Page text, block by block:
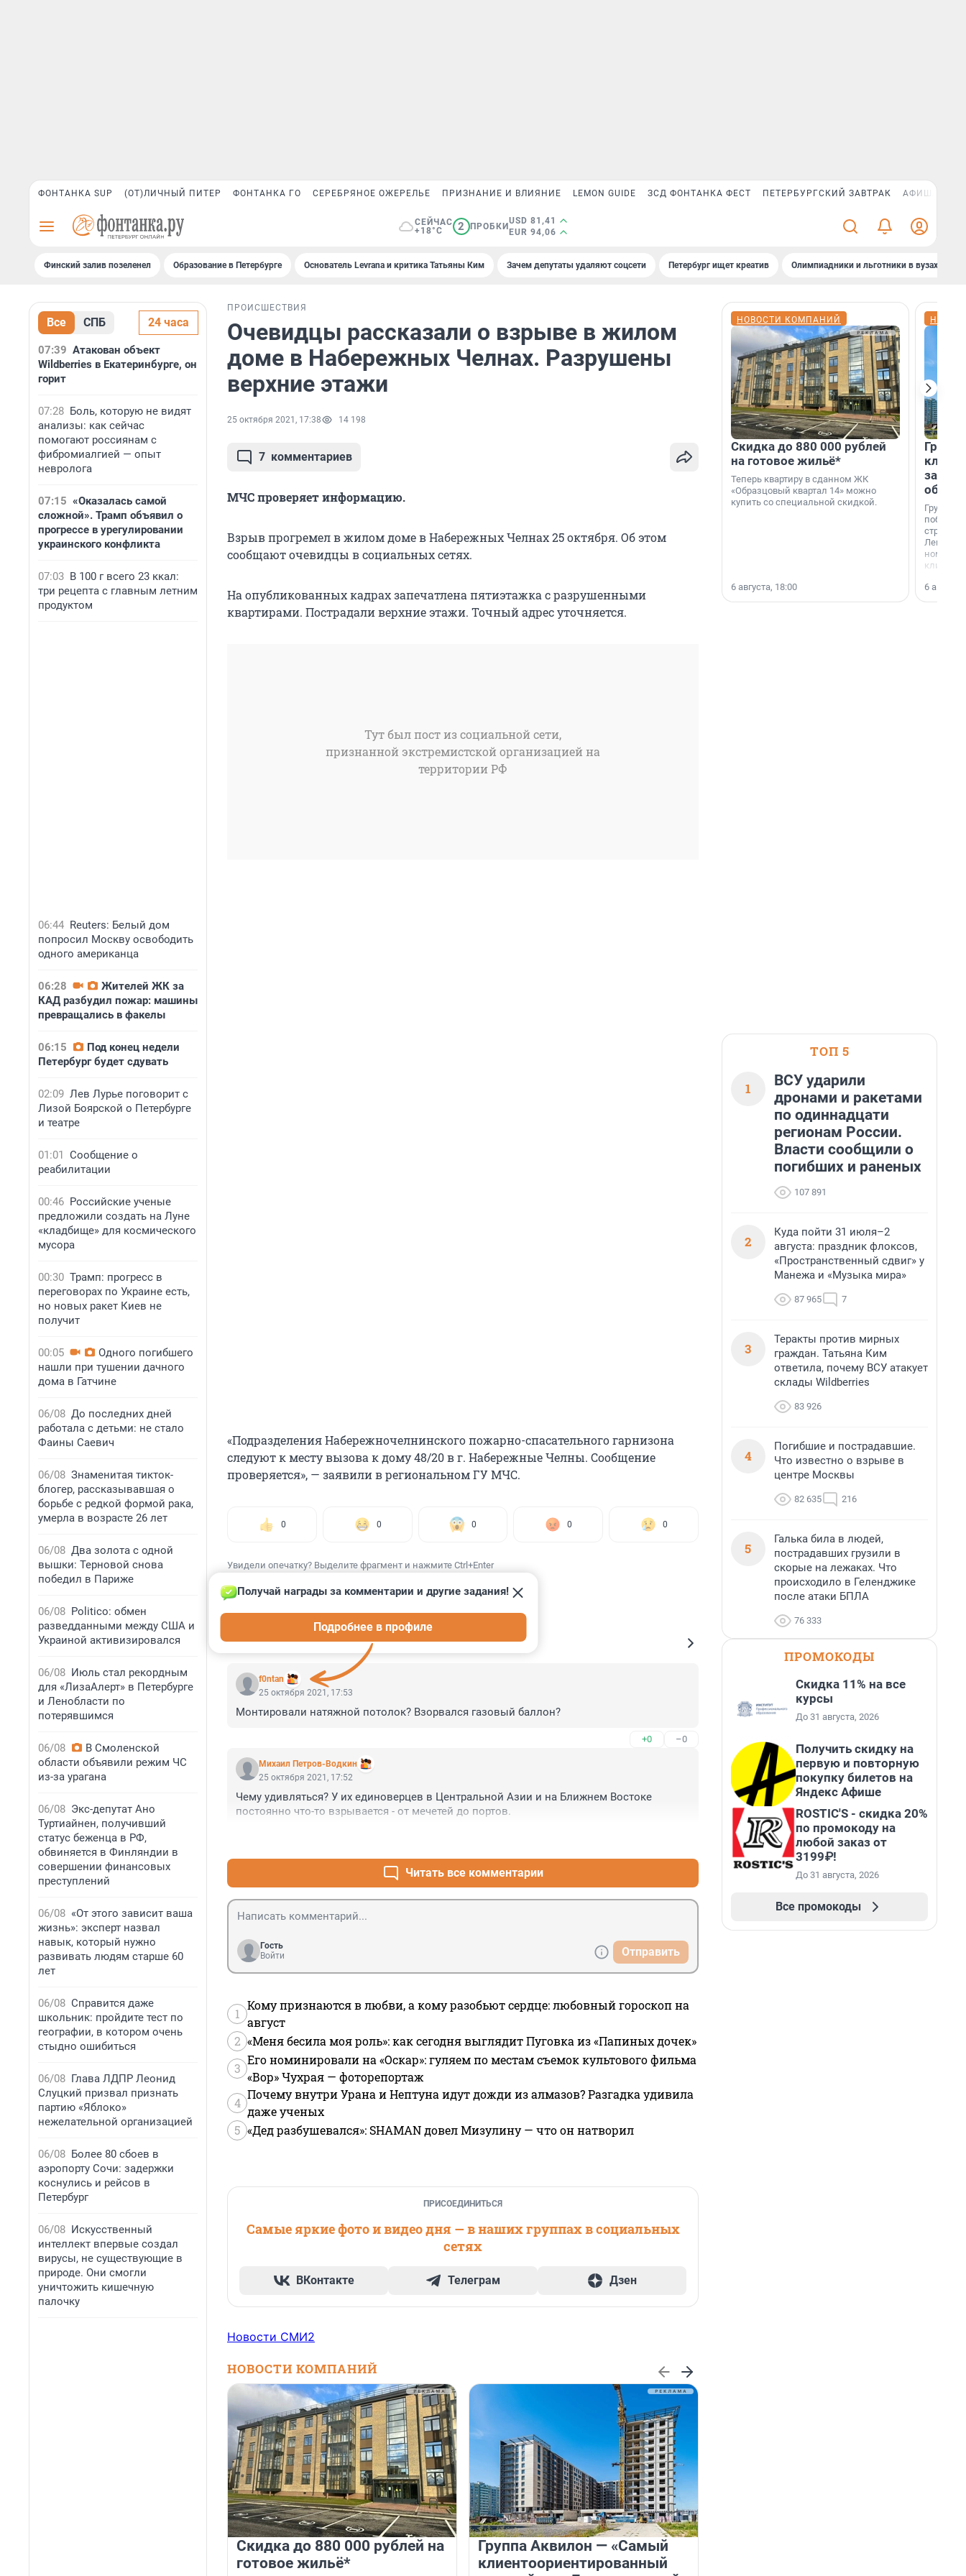
ФОНТАНКА SUP (ОТ)ЛИЧНЫЙ ПИТЕР ФОНТАНКА ГО СЕРЕБРЯНОЕ ОЖЕРЕЛЬЕ ПРИЗНАНИЕ И ВЛИЯНИЕ LEMON GUIDE ЗСД ФОНТАНКА ФЕСТ ПЕТЕРБУРГСКИЙ ЗАВТРАК АФИША PLUS
СЕЙЧАС
+18°C
2 ПРОБКИ
USD 81,41
EUR 94,06
Финский залив позеленел Образование в Петербурге Основатель Levrana и критика Татьяны Ким Зачем депутаты удаляют соцсети Петербург ищет креатив Олимпиадники и льготники в вузах СПб
Все СПБ 24 часа
07:39 Атакован объект
Wildberries в Екатеринбурге, он
горит
07:28 Боль, которую не видят
анализы: как сейчас
помогают россиянам с
фибромиалгией — опыт
невролога
07:15 «Оказалась самой
сложной». Трамп объявил о
прогрессе в урегулировании
украинского конфликта
07:03 В 100 г всего 23 ккал:
три рецепта с главным летним
продуктом
06:44 Reuters: Белый дом
попросил Москву освободить
одного американца
06:28
Жителей ЖК за
КАД разбудил пожар: машины
превращались в факелы
06:15
Под конец недели
Петербург будет сдувать
02:09 Лев Лурье поговорит с
Лизой Боярской о Петербурге
и театре
01:01 Сообщение о
реабилитации
00:46 Российские ученые
предложили создать на Луне
«кладбище» для космического
мусора
00:30 Трамп: прогресс в
переговорах по Украине есть,
но новых ракет Киев не
получит
00:05
Одного погибшего
нашли при тушении дачного
дома в Гатчине
06/08 До последних дней
работала с детьми: не стало
Фаины Саевич
06/08 Знаменитая тикток-
блогер, рассказывавшая о
борьбе с редкой формой рака,
умерла в возрасте 26 лет
06/08 Два золота с одной
вышки: Терновой снова
победил в Париже
06/08 Politico: обмен
разведданными между США и
Украиной активизировался
06/08 Июль стал рекордным
для «ЛизаАлерт» в Петербурге
и Ленобласти по
потерявшимся
06/08
В Смоленской
области объявили режим ЧС
из-за урагана
06/08 Экс-депутат Ано
Туртиайнен, получивший
статус беженца в РФ,
обвиняется в Финляндии в
совершении финансовых
преступлений
06/08 «От этого зависит ваша
жизнь»: эксперт назвал
навык, который нужно
развивать людям старше 60
лет
06/08 Справится даже
школьник: пройдите тест по
географии, в котором очень
стыдно ошибиться
06/08 Глава ЛДПР Леонид
Слуцкий призвал признать
партию «Яблоко»
нежелательной организацией
06/08 Более 80 сбоев в
аэропорту Сочи: задержки
коснулись и рейсов в
Петербург
06/08 Искусственный
интеллект впервые создал
вирусы, не существующие в
природе. Они смогли
уничтожить кишечную
палочку
ПРОИСШЕСТВИЯ
Очевидцы рассказали о взрыве в жилом
доме в Набережных Челнах. Разрушены
верхние этажи
25 октября 2021, 17:38 14 198
7 комментариев
МЧС проверяет информацию.
Взрыв прогремел в жилом доме в Набережных Челнах 25 октября. Об этом
сообщают очевидцы в социальных сетях.
На опубликованных кадрах запечатлена пятиэтажка с разрушенными
квартирами. Пострадали верхние этажи. Точный адрес уточняется.
Тут был пост из социальной сети,
признанной экстремистской организацией на
территории РФ
«Подразделения Набережночелнинского пожарно-спасательного гарнизона
следуют к месту вызова к дому 48/20 в г. Набережные Челны. Сообщение
проверяется», — заявили в региональном ГУ МЧС.
0 0 0 0 0
Увидели опечатку? Выделите фрагмент и нажмите Ctrl+Enter
КОММЕНТАРИИ 7
f0ntan
Получай награды за комментарии и другие задания!
Подробнее в профиле
25 октября 2021, 17:53
Монтировали натяжной потолок? Взорвался газовый баллон?
+0 –0
Михаил Петров-Водкин
25 октября 2021, 17:52
Чему удивляться? У их единоверцев в Центральной Азии и на Ближнем Востоке
постоянно что-то взрывается - от мечетей до портов.
Читать все комментарии
Гость
Войти
Отправить
1
Кому признаются в любви, а кому разобьют сердце: любовный гороскоп на
август
2 «Меня бесила моя роль»: как сегодня выглядит Пуговка из «Папиных дочек»
3
Его номинировали на «Оскар»: гуляем по местам съемок культового фильма
«Вор» Чухрая — фоторепортаж
4
Почему внутри Урана и Нептуна идут дожди из алмазов? Разгадка удивила
даже ученых
5 «Дед разбушевался»: SHAMAN довел Мизулину — что он натворил
ПРИСОЕДИНИТЬСЯ
Самые яркие фото и видео дня — в наших группах в социальных
сетях
ВКонтакте Телеграм Дзен
Новости СМИ2
НОВОСТИ КОМПАНИЙ
Скидка до 880 000 рублей на
готовое жильё*
Группа Аквилон — «Самый
клиентоориентированный
НОВОСТИ КОМПАНИЙ
Скидка до 880 000 рублей
на готовое жильё*
Теперь квартиру в сданном ЖК
«Образцовый квартал 14» можно
купить со специальной скидкой.
6 августа, 18:00
Группа
области».
6
ТОП 5
1
ВСУ ударили
дронами и ракетами
по одиннадцати
регионам России.
Власти сообщили о
погибших и раненых
107 891
2
Куда пойти 31 июля–2
августа: праздник флоксов,
«Пространственный сдвиг» у
Манежа и «Музыка мира»
87 965 7
3
Теракты против мирных
граждан. Татьяна Ким
ответила, почему ВСУ атакует
склады Wildberries
83 926
4
Погибшие и пострадавшие.
Что известно о взрыве в
центре Москвы
82 635 216
5
Галька била в людей,
пострадавших грузили в
скорые на лежаках. Что
происходило в Геленджике
после атаки БПЛА
76 333
ПРОМОКОДЫ
Скидка 11% на все
курсы
До 31 августа, 2026
Получить скидку на
первую и повторную
покупку билетов на
Яндекс Афише
ROSTIC'S - скидка 20%
по промокоду на
любой заказ от
3199₽!
До 31 августа, 2026
Все промокоды